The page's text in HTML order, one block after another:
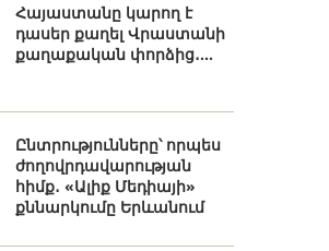
Հայաստանը կարող է
դասեր քաղել Վրաստանի
քաղաքական փորձից․...
Ընտրությունները՝ որպես
ժողովրդավարության
հիմք․ «Ալիք Մեդիայի»
քննարկումը Երևանում